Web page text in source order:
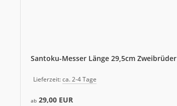
Santoku-Messer Länge 29,5cm Zweibrüder
Lieferzeit:ca. 2-4 Tage
ab 29,00 EUR